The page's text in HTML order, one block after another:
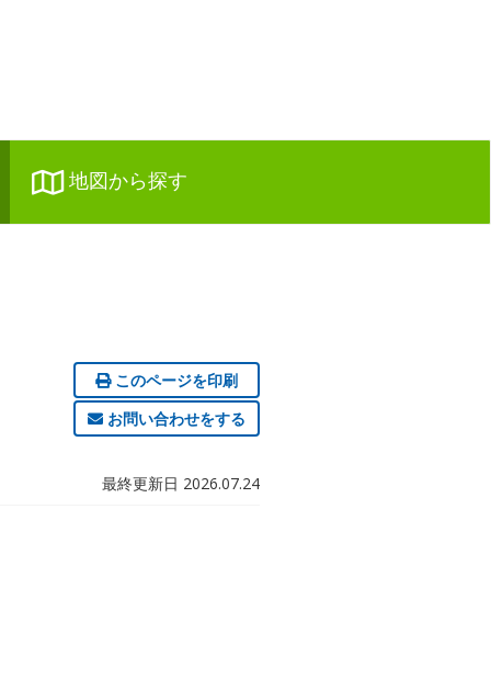
地図から探す
このページを印刷
お問い合わせをする
最終更新日 2026.07.24